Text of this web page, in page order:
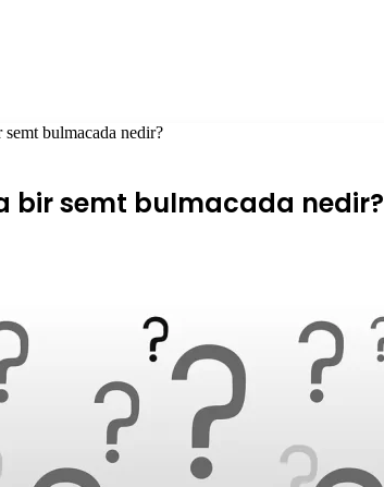
bulmacada nedir?
bir semt bulmacada nedir?